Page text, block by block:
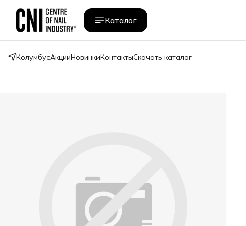
Каталог
КолумбусАкцииНовинкиКонтактыСкачать каталог